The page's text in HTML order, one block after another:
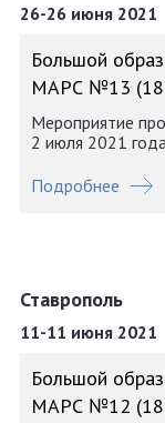
26-26 июня 2021
Большой
МАРС №13
Мероприятие
2 июля 2021
Подробнее
Ставрополь
11-11 июня 2021
Большой
МАРС №12